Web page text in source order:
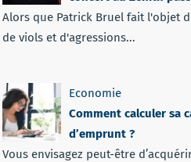
Alors que Patrick Bruel fait l'objet
de viols et d'agressions...
Economie
Comment calculer sa
d’emprunt ?
Vous envisagez peut-être